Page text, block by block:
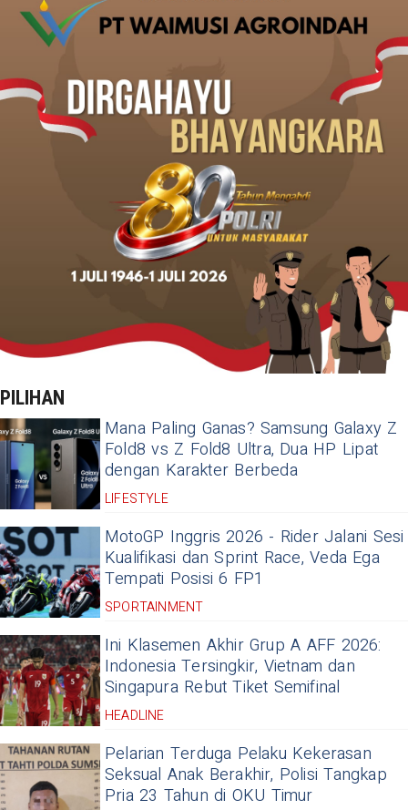
PILIHAN
Mana Paling Ganas? Samsung Galaxy Z
Fold8 vs Z Fold8 Ultra, Dua HP Lipat
dengan Karakter Berbeda
LIFESTYLE
MotoGP Inggris 2026 - Rider Jalani Sesi
Kualifikasi dan Sprint Race, Veda Ega
Tempati Posisi 6 FP1
SPORTAINMENT
Ini Klasemen Akhir Grup A AFF 2026:
Indonesia Tersingkir, Vietnam dan
Singapura Rebut Tiket Semifinal
HEADLINE
Pelarian Terduga Pelaku Kekerasan
Seksual Anak Berakhir, Polisi Tangkap
Pria 23 Tahun di OKU Timur